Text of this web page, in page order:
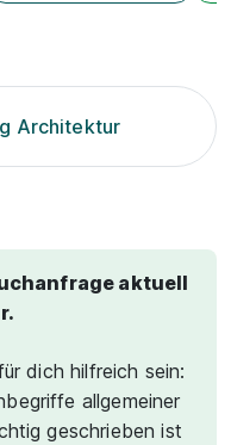
Architektur
aktuell
dich hilfreich sein:
allgemeiner
geschrieben ist